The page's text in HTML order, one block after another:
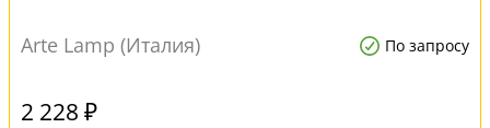
Arte Lamp (Италия) По запросу
2 228 ₽